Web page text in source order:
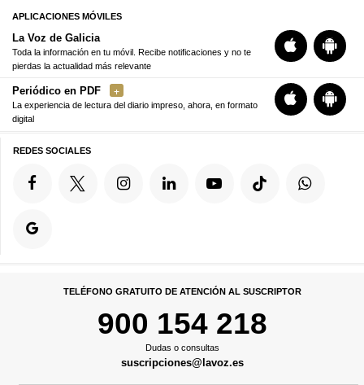
APLICACIONES MÓVILES
La Voz de Galicia
Toda la información en tu móvil. Recibe notificaciones y no te
pierdas la actualidad más relevante
Periódico en PDF
La experiencia de lectura del diario impreso, ahora, en formato
digital
REDES SOCIALES
TELÉFONO GRATUITO DE ATENCIÓN AL SUSCRIPTOR
900 154 218
Dudas o consultas
suscripciones@lavoz.es